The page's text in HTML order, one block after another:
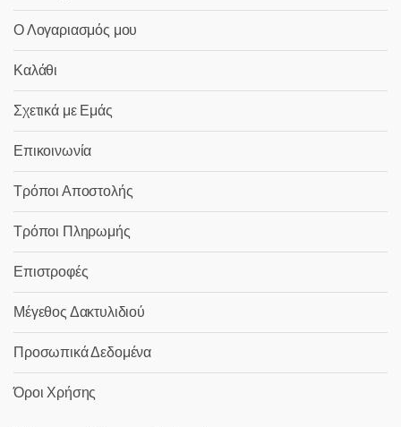
Ο Λογαριασμός μου
Καλάθι
Σχετικά με Εμάς
Επικοινωνία
Τρόποι Αποστολής
Τρόποι Πληρωμής
Επιστροφές
Μέγεθος Δακτυλιδιού
Προσωπικά Δεδομένα
Όροι Χρήσης